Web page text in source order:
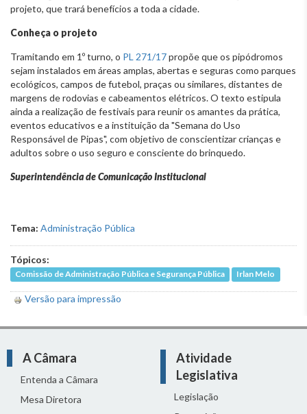
projeto, que trará benefícios a toda a cidade.
Conheça o projeto
Tramitando em 1º turno, o PL 271/17propõe que os pipódromos
sejam instalados em áreas amplas, abertas e seguras como parques
ecológicos, campos de futebol, praças ou similares, distantes de
margens de rodovias e cabeamentos elétricos. O texto estipula
ainda a realização de festivais para reunir os amantes da prática,
eventos educativos e a instituição da "Semana do Uso
Responsável de Pipas", com objetivo de conscientizar crianças e
adultos sobre o uso seguro e consciente do brinquedo.
Superintendência de Comunicação Institucional
Tema: Administração Pública
Tópicos:
Comissão de Administração Pública e Segurança Pública Irlan Melo
Versão para impressão
A Câmara
Entenda a Câmara
Mesa Diretora
Atividade
Legislativa
Legislação